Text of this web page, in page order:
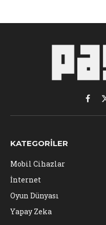
KATEGORILER
Mobil Cihazlar
İnternet
Oyun Dünyası
Yapay Zeka